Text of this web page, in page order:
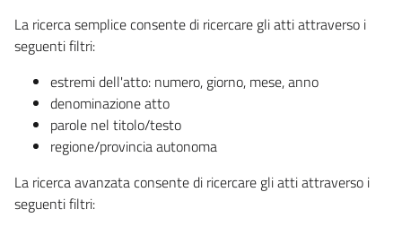
La ricerca semplice consente di ricercare gli atti attraverso i
seguenti filtri:
estremi dell'atto: numero, giorno, mese, anno
denominazione atto
parole nel titolo/testo
regione/provincia autonoma
La ricerca avanzata consente di ricercare gli atti attraverso i
seguenti filtri: